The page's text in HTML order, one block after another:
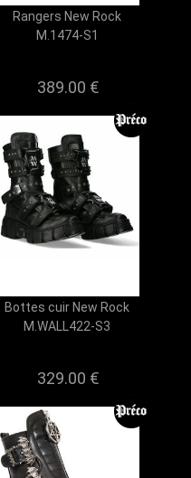
Rangers New Rock
M.1474-S1
389.00 €
Bottes cuir New Rock
M.WALL422-S3
329.00 €